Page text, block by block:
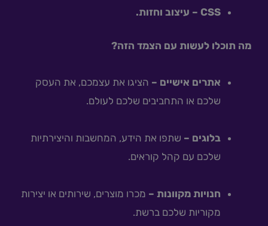
CSS – עיצוב וחזות.
מה תוכלו לעשות עם הצמד הזה?
אתרים אישיים – הציגו את עצמכם, את העסק
שלכם או התחביבים שלכם לעולם.
בלוגים – שתפו את הידע, המחשבות והיצירתיות
שלכם עם קהל קוראים.
חנויות מקוונות – מכרו מוצרים, שירותים או יצירות
מקוריות שלכם ברשת.